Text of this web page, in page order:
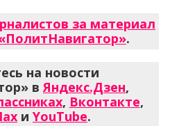
за материал
.
на новости
вЯндекс.Дзен,
, Вконтакте,
и YouTube.